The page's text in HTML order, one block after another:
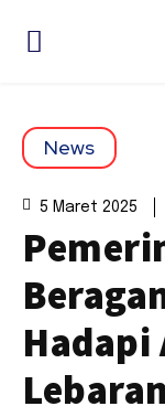
News
5 Maret 2025
Hadapi